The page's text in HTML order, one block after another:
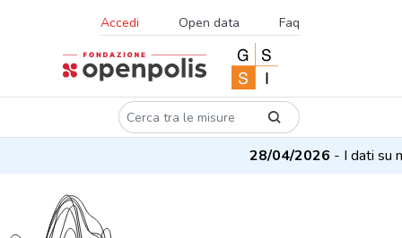
Accedi Open data Faq
28/04/2026- I dati su